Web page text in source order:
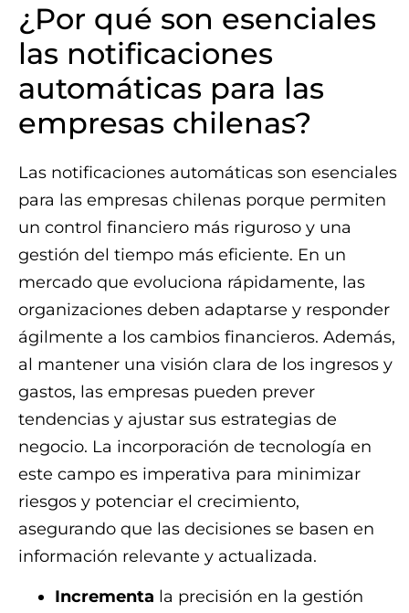
¿Por qué son esenciales
las notificaciones
automáticas para las
empresas chilenas?
Las notificaciones automáticas son esenciales
para las empresas chilenas porque permiten
un control financiero más riguroso y una
gestión del tiempo más eficiente. En un
mercado que evoluciona rápidamente, las
organizaciones deben adaptarse y responder
ágilmente a los cambios financieros. Además,
al mantener una visión clara de los ingresos y
gastos, las empresas pueden prever
tendencias y ajustar sus estrategias de
negocio. La incorporación de tecnología en
este campo es imperativa para minimizar
riesgos y potenciar el crecimiento,
asegurando que las decisiones se basen en
información relevante y actualizada.
Incrementa la precisión en la gestión